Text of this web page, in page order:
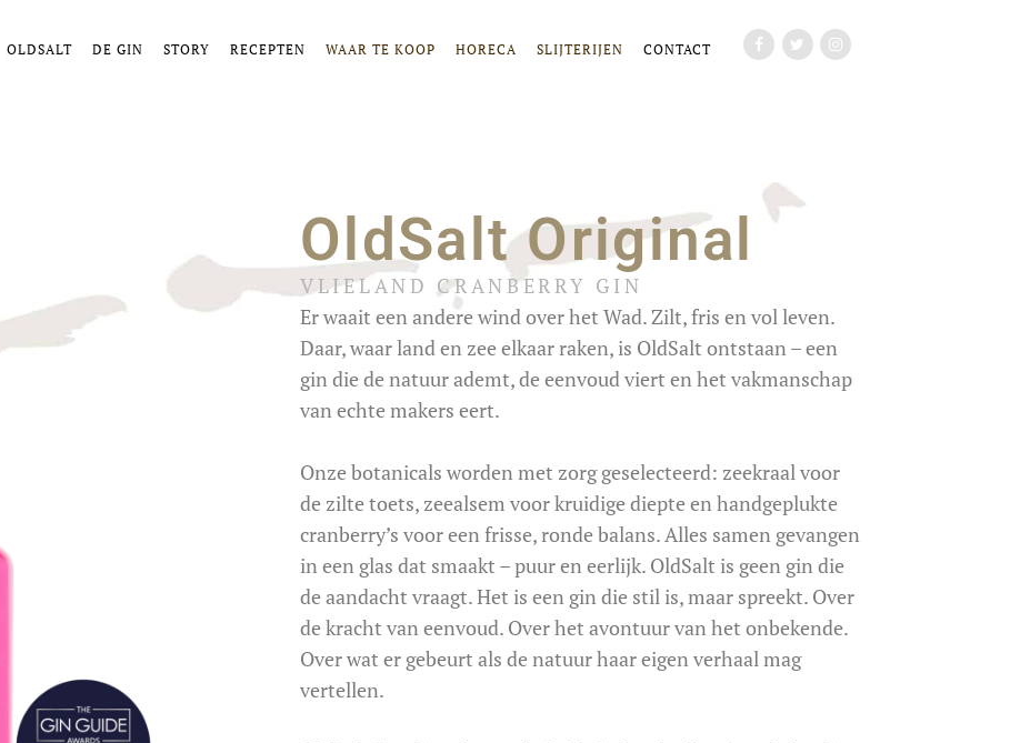
OLDSALT DE GIN STORY RECEPTEN WAAR TE KOOP HORECA SLIJTERIJEN CONTACT
OldSalt Original
VLIELAND CRANBERRY GIN
Er waait een andere wind over het Wad. Zilt, fris en vol leven.
Daar, waar land en zee elkaar raken, is OldSalt ontstaan – een
gin die de natuur ademt, de eenvoud viert en het vakmanschap
van echte makers eert.
Onze botanicals worden met zorg geselecteerd: zeekraal voor
de zilte toets, zeealsem voor kruidige diepte enhandgeplukte
cranberry’s voor een frisse, ronde balans. Alles samen gevangen
in een glas dat smaakt –puureneerlijk. OldSalt is geen gin die
de aandacht vraagt. Het is een gin die stil is, maar spreekt. Over
de kracht van eenvoud. Over het avontuur van het onbekende.
Over wat er gebeurt als de natuur haar eigen verhaal mag
vertellen.